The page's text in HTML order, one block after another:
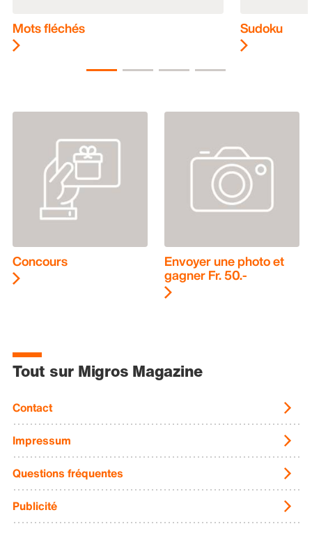
Mots fléchés Sudoku
Concours Envoyer une photo et
gagner Fr. 50.-
Tout sur Migros Magazine
Contact
Impressum
Questions fréquentes
Publicité